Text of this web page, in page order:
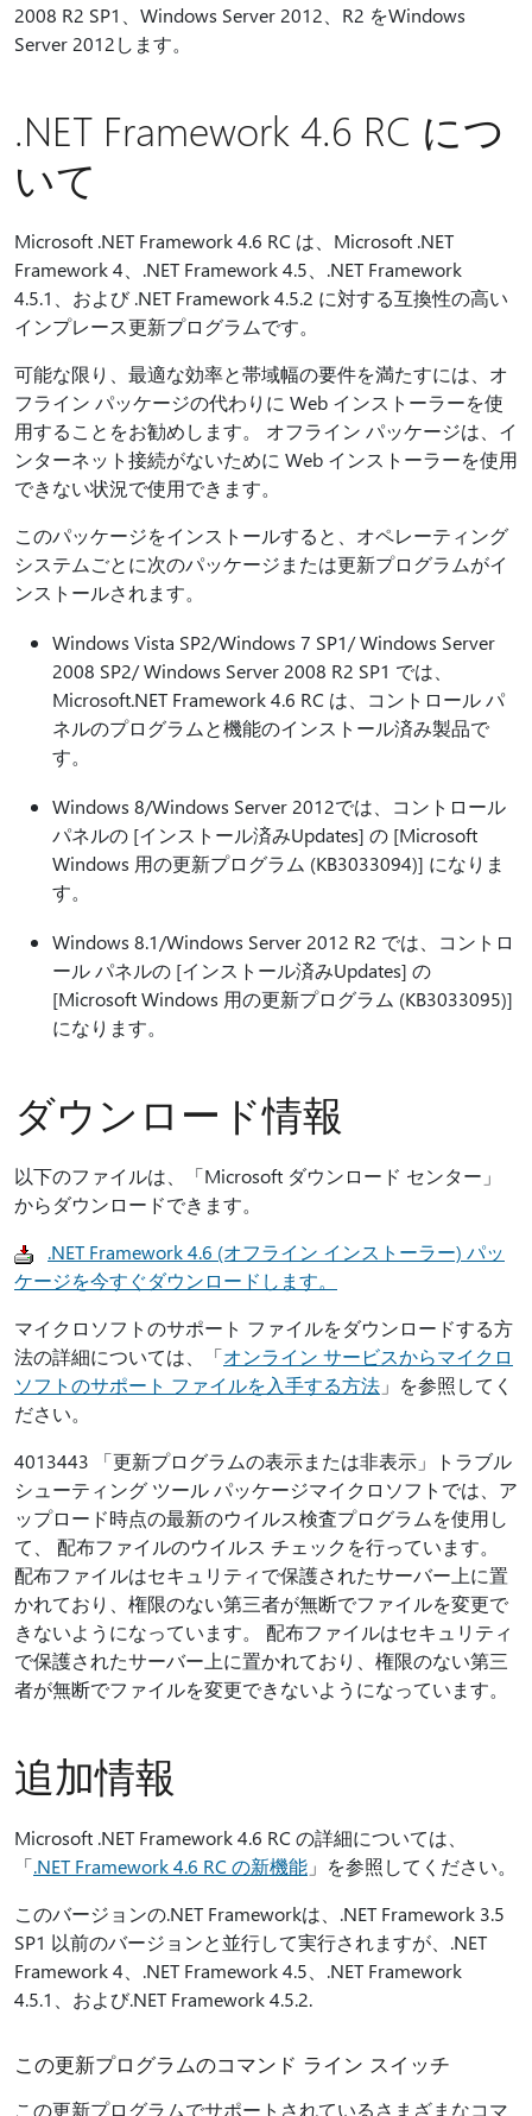
2008 R2 SP1、Windows Server 2012、R2 をWindows
Server 2012します。
.NET Framework 4.6 RC につ
いて
Microsoft .NET Framework 4.6 RC は、Microsoft .NET
Framework 4、.NET Framework 4.5、.NET Framework
4.5.1、および .NET Framework 4.5.2 に対する互換性の高い
インプレース更新プログラムです。
可能な限り、最適な効率と帯域幅の要件を満たすには、オ
フライン パッケージの代わりに Web インストーラーを使
用することをお勧めします。 オフライン パッケージは、イ
ンターネット接続がないために Web インストーラーを使用
できない状況で使用できます。
このパッケージをインストールすると、オペレーティング
システムごとに次のパッケージまたは更新プログラムがイ
ンストールされます。
Windows Vista SP2/Windows 7 SP1/ Windows Server
2008 SP2/ Windows Server 2008 R2 SP1 では、
Microsoft.NET Framework 4.6 RC は、コントロール パ
ネルのプログラムと機能のインストール済み製品で
す。
Windows 8/Windows Server 2012では、コントロール
パネルの [インストール済みUpdates] の [Microsoft
Windows 用の更新プログラム (KB3033094)] になりま
す。
Windows 8.1/Windows Server 2012 R2 では、コントロ
ール パネルの [インストール済みUpdates] の
[Microsoft Windows 用の更新プログラム (KB3033095)]
になります。
ダウンロード情報
以下のファイルは、「Microsoft ダウンロード センター」
からダウンロードできます。
.NET Framework 4.6 (オフライン インストーラー) パッ
ケージを今すぐダウンロードします。
マイクロソフトのサポート ファイルをダウンロードする方
法の詳細については、「オンライン サービスからマイクロ
ソフトのサポート ファイルを入手する方法 」を参照してく
ださい。
4013443 「更新プログラムの表示または非表示」トラブル
シューティング ツール パッケージマイクロソフトでは、ア
ップロード時点の最新のウイルス検査プログラムを使用し
て、 配布ファイルのウイルス チェックを行っています。
配布ファイルはセキュリティで保護されたサーバー上に置
かれており、権限のない第三者が無断でファイルを変更で
きないようになっています。 配布ファイルはセキュリティ
で保護されたサーバー上に置かれており、権限のない第三
者が無断でファイルを変更できないようになっています。
追加情報
Microsoft .NET Framework 4.6 RC の詳細については、
「.NET Framework 4.6 RC の新機能 」を参照してください。
このバージョンの.NET Frameworkは、.NET Framework 3.5
SP1 以前のバージョンと並行して実行されますが、.NET
Framework 4、.NET Framework 4.5、.NET Framework
4.5.1、および.NET Framework 4.5.2.
この更新プログラムのコマンド ライン スイッチ
この更新プログラムでサポートされているさまざまなコマ